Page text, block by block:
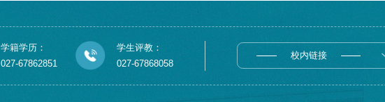
学籍学历：
027-67862851
学生评教：
027-67868058
校内链接